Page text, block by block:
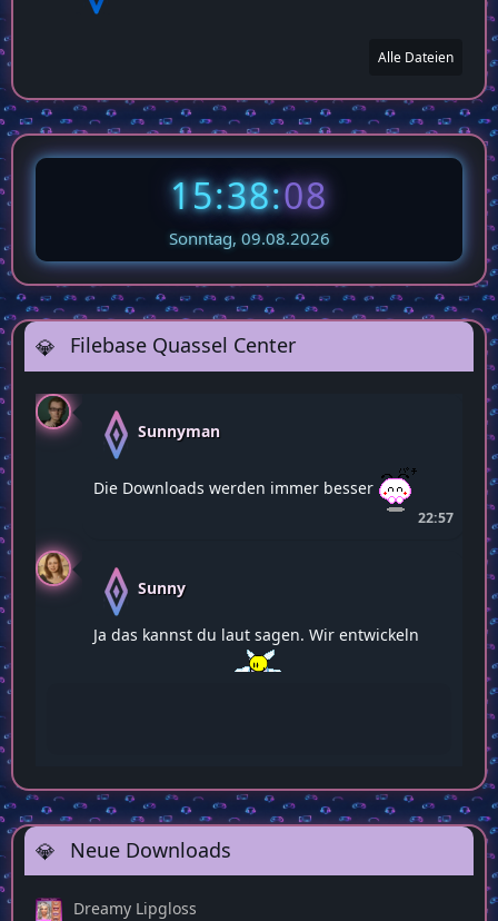
Alle Dateien
15:38:09
Sonntag, 09.08.2026
Filebase Quassel Center
Sunnyman
Die Downloads werden immer besser
22:57
Sunny
Ja das kannst du laut sagen. Wir entwickeln
Neue Downloads
Dreamy Lipgloss